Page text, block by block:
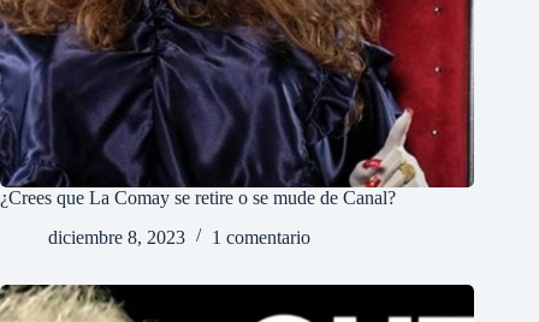
¿Crees que La Comay se retire o se mude de Canal?
diciembre 8, 2023
1 comentario